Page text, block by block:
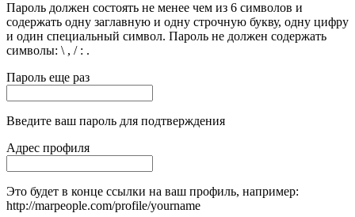
Пароль должен состоять не менее чем из 6 символов и
содержать одну заглавную и одну строчную букву, одну цифру
и один специальный символ. Пароль не должен содержать
символы: \ , / : .
Пароль еще раз
Введите ваш пароль для подтверждения
Адрес профиля
Это будет в конце ссылки на ваш профиль, например:
http://marpeople.com/profile/yourname